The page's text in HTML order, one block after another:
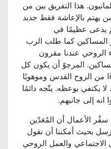
هذا التفريق بين من
يهتم بالإعاشة فقط جديد
عظيمًا في
كما طلب الرب
عندنا مقرون
المرجوّ أن يكون كل
الروح القدس وموهوبًا
يكتفي بوعظه. يتّجه دائمًا
إلى جانبهم.
الأعمال أن المُعَدّين
بحيث أمكننا أن نقول
والعمل الروحي